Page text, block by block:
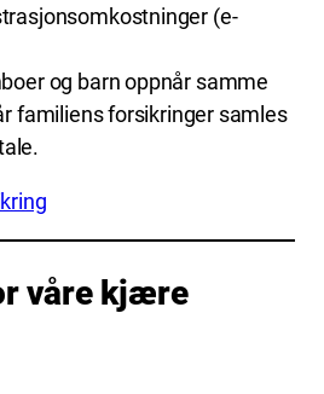
(e-
og barn oppnår samme
familiens forsikringer samles
våre kjære